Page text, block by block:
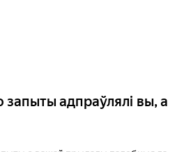
запыты адпраўлялі вы, а